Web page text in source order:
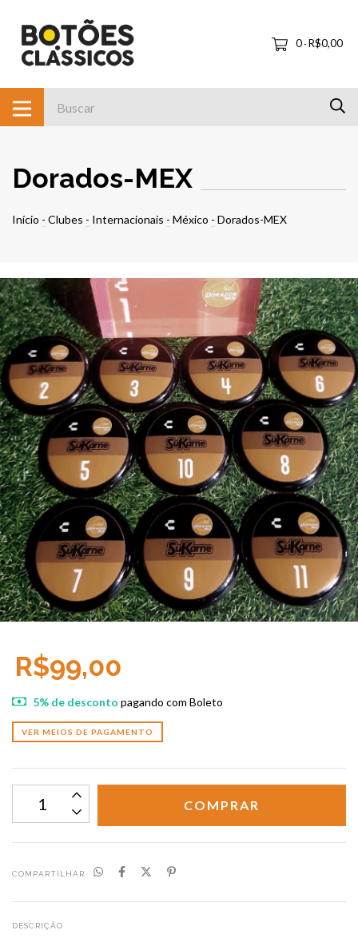
0-R$0,00
Dorados-MEX
Início - Clubes - Internacionais - México - Dorados-MEX
R$99,00
5% de desconto pagando com Boleto
VER MEIOS DE PAGAMENTO
COMPARTILHAR
DESCRIÇÃO